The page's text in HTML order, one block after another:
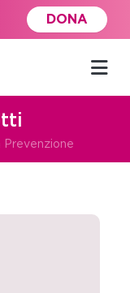
DONA
Prevenzione